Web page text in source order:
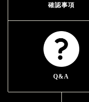
確認事項
Q&A